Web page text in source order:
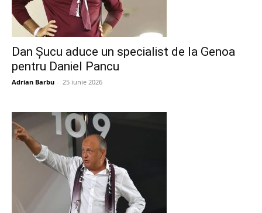
Dan Șucu aduce un specialist de la Genoa
pentru Daniel Pancu
Adrian Barbu - 25 iunie 2026